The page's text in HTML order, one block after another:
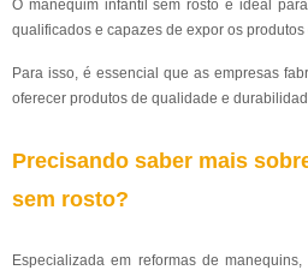
O manequim infantil sem rosto é ideal
qualificados e capazes de expor os
Para isso, é essencial que as empresas
oferecer produtos de qualidade e
Precisando saber mais
sem rosto?
Especializada em reformas de